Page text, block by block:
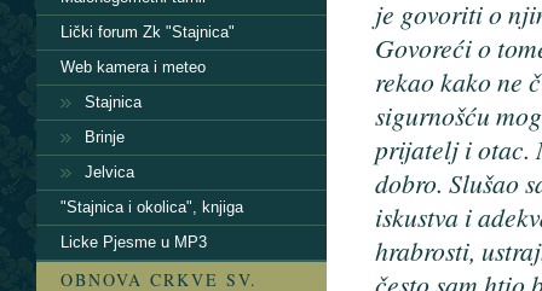
je govoriti o
Govoreći o
rekao kako ne
sigurnošću
prijatelj i otac.
dobro. Slušao
iskustva i
hrabrosti,
Lički forum Zk "Stajnica"
Web kamera i meteo
Stajnica
Brinje
Jelvica
"Stajnica i okolica", knjiga
Licke Pjesme u MP3
OBNOVA CRKVE SV.